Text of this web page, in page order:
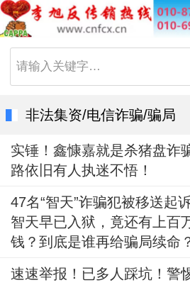
请输入关键字…
非法集资/电信诈骗/骗局
实锤！鑫慷嘉就是杀猪盘诈
路依旧有人执迷不悟！
47名“智天”诈骗犯被移送起
智天早已入狱，竟还有上百
钱？到底是谁再给骗局续命
速速举报！已多人踩坑！警